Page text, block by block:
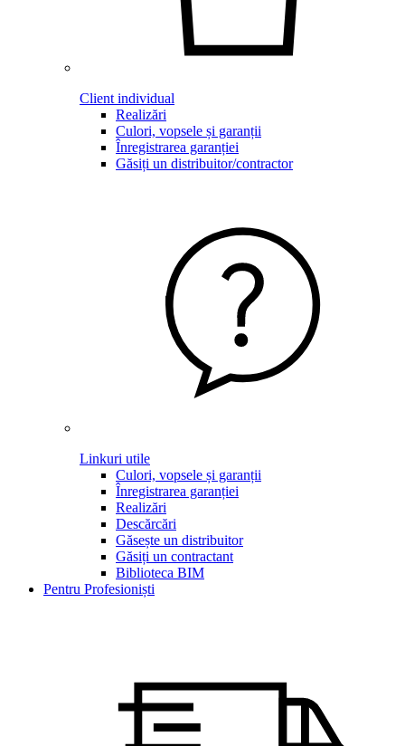
Client individual
Realizări
Culori, vopsele și garanții
Înregistrarea garanției
Găsiți un distribuitor/contractor
Linkuri utile
Culori, vopsele și garanții
Înregistrarea garanției
Realizări
Descărcări
Găsește un distribuitor
Găsiți un contractant
Biblioteca BIM
Pentru Profesioniști